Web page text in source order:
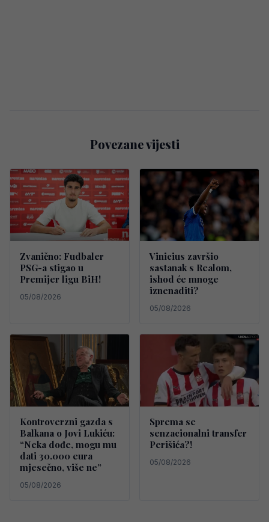
Povezane vijesti
Zvanično: Fudbaler
PSG-a stigao u
Premijer ligu BiH!
05/08/2026
Vinicius završio
sastanak s Realom,
ishod će mnoge
iznenaditi?
05/08/2026
Kontroverzni gazda s
Balkana o Jovi Lukiću:
“Neka dođe, mogu mu
dati 30.000 eura
mjesečno, više ne”
05/08/2026
Sprema se
senzacionalni transfer
Perišića?!
05/08/2026